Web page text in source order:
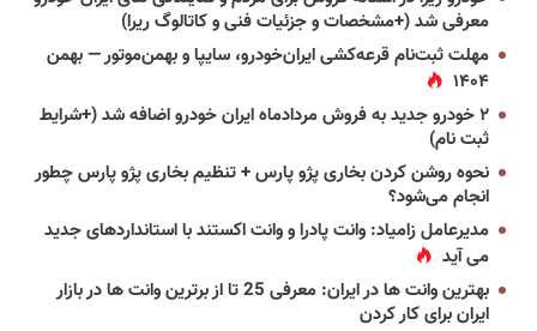
معرفی شد (+مشخصات و جزئیات فنی و کاتالوگ ریرا)
مهلت ثبت‌نام قرعه‌کشی ایران‌خودرو، سایپا و بهمن‌موتور — بهمن
۱۴۰۴
۲ خودرو جدید به فروش مردادماه ایران خودرو اضافه شد (+شرایط
ثبت نام)
نحوه روشن کردن بخاری پژو پارس + تنظیم بخاری پژو پارس چطور
انجام می‌شود؟
مدیرعامل زامیاد: وانت پادرا و وانت اکستند با استانداردهای جدید
می آید
بهترین وانت ها در ایران: معرفی 25 تا از برترین وانت ها در بازار
ایران برای کار کردن